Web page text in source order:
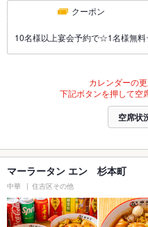
クーポン
10名様以上宴会予約で☆1名様無
カレンダーの
下記ボタンを押して空
空席状
マーラータン エン 杉本町
中華 住吉区その他